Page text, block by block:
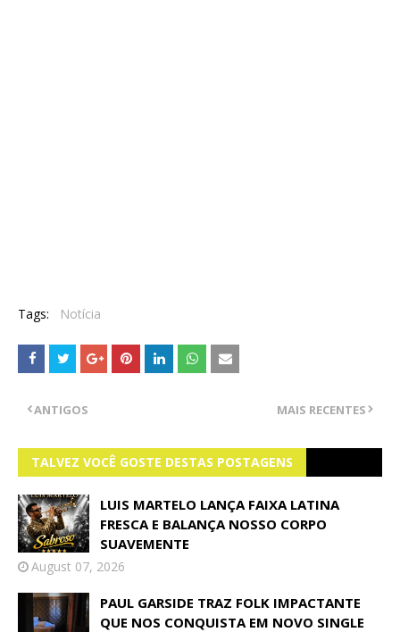
Tags: Notícia
MAIS RECENTES
ANTIGOS
TALVEZ VOCÊ GOSTE DESTAS POSTAGENS
LUIS MARTELO LANÇA FAIXA LATINA
FRESCA E BALANÇA NOSSO CORPO
SUAVEMENTE
August 07, 2026
PAUL GARSIDE TRAZ FOLK IMPACTANTE
QUE NOS CONQUISTA EM NOVO SINGLE